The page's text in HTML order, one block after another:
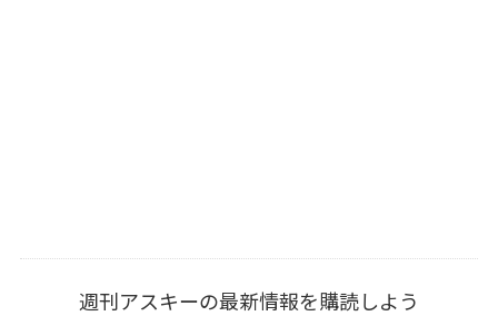
週刊アスキーの最新情報を購読しよう